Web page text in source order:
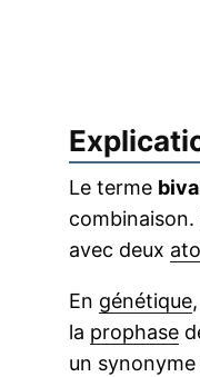
Le terme
avec deux
En génétique
la prophase
un synonyme